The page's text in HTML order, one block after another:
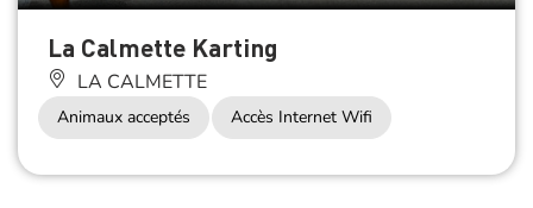
La Calmette Karting
LA CALMETTE
Animaux acceptés Accès Internet Wifi